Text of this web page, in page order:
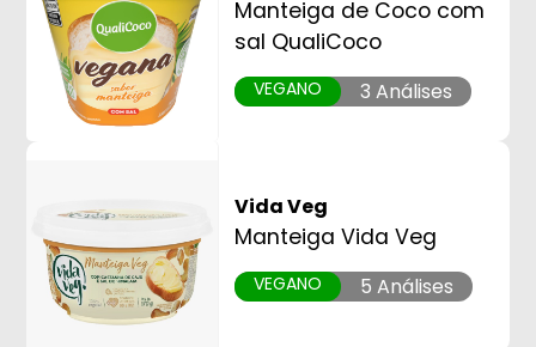
Manteiga de Coco com
sal QualiCoco
VEGANO 3 Análises
Vida Veg
Manteiga Vida Veg
VEGANO 5 Análises